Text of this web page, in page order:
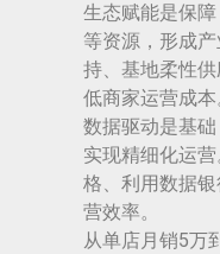
生态赋能是保
等资源，形成
持、基地柔性
低商家运营成本
数据驱动是基
实现精细化运
格、利用数据
营效率。
从单店月销5万